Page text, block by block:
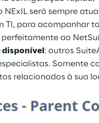
NExIL será sempre
TI, para acompanhar
ao
: outros
Somente
relacionados à sua